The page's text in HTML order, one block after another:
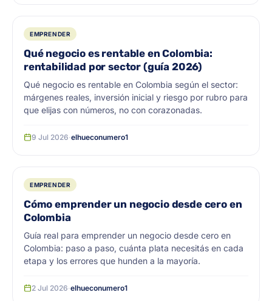
EMPRENDER
Qué negocio es rentable en Colombia:
rentabilidad por sector (guía 2026)
Qué negocio es rentable en Colombia según el sector:
márgenes reales, inversión inicial y riesgo por rubro para
que elijas con números, no con corazonadas.
9 Jul 2026·elhueconumero1
EMPRENDER
Cómo emprender un negocio desde cero en
Colombia
Guía real para emprender un negocio desde cero en
Colombia: paso a paso, cuánta plata necesitás en cada
etapa y los errores que hunden a la mayoría.
2 Jul 2026·elhueconumero1